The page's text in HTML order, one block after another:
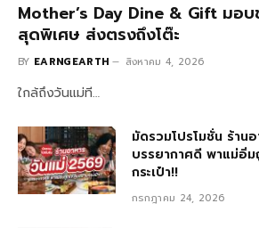
Mother’s Day Dine & Gift มอ
สุดพิเศษ ส่งตรงถึงโต๊ะ
BY EARNGEARTH สิงหาคม 4, 2026
ใกล้ถึงวันแม่ที…
มัดรวมโปรโมชั่น ร้าน
บรรยากาศดี พาแม่อิ่
กระเป๋า!!
กรกฎาคม 24, 2026